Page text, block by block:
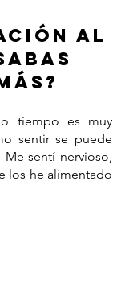
AL
tiempo es muy
sentir se puede
Me sentí nervioso,
los he alimentado